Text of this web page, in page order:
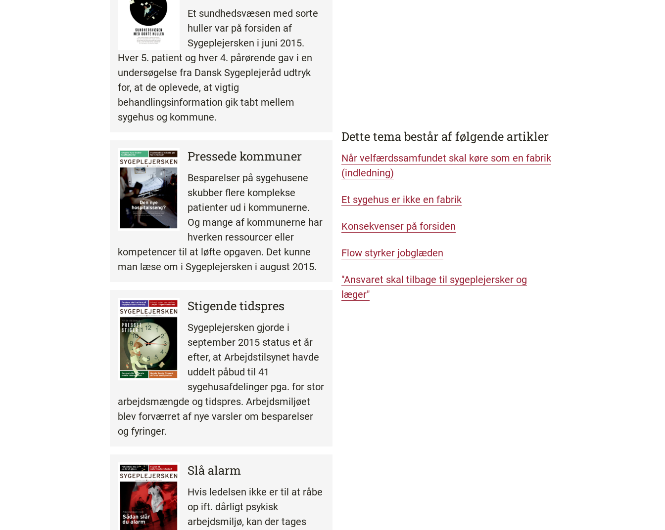
Et sundhedsvæsen med sorte
huller var på forsiden af
Sygeplejersken i juni 2015.
Hver 5. patient og hver 4. pårørende gav i en
undersøgelse fra Dansk Sygeplejeråd udtryk
for, at de oplevede, at vigtig
behandlingsinformation gik tabt mellem
sygehus og kommune.
Pressede kommuner
Besparelser på sygehusene
skubber flere komplekse
patienter ud i kommunerne.
Og mange af kommunerne har
hverken ressourcer eller
kompetencer til at løfte opgaven. Det kunne
man læse om i Sygeplejersken i august 2015.
Stigende tidspres
Sygeplejersken gjorde i
september 2015 status et år
efter, at Arbejdstilsynet havde
uddelt påbud til 41
sygehusafdelinger pga. for stor
arbejdsmængde og tidspres. Arbejdsmiljøet
blev forværret af nye varsler om besparelser
og fyringer.
Slå alarm
Hvis ledelsen ikke er til at råbe
op ift. dårligt psykisk
arbejdsmiljø, kan der tages
Dette tema består af følgende artikler
Når velfærdssamfundet skal køre som en fabrik
(indledning)
Et sygehus er ikke en fabrik
Konsekvenser på forsiden
Flow styrker jobglæden
"Ansvaret skal tilbage til sygeplejersker og
læger"